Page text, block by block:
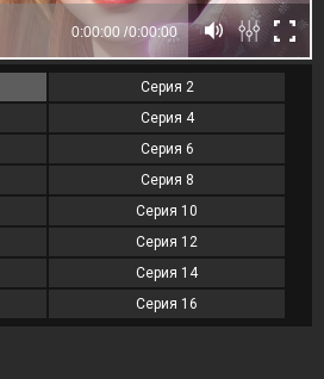
Серия 2
Серия 4
Серия 6
Серия 8
Серия 10
Серия 12
Серия 14
Серия 16